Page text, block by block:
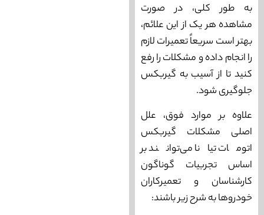
به طور کلی، در صورت
مشاهده هر یک از این علائم،
بهتر است سریعاً تعمیرات لازم
را انجام داده و مشکلات را رفع
کنید تا از آسیب به گیربکس
جلوگیری شود.
علاوه بر موارد فوق، علل
اصلی مشکلات گیربکس
اتومات تیانا می‌‌توانند بر
اساس تجربیات گوناگون
کارشناسان و تعمیرکاران
خودروها به شرح زیر باشند: